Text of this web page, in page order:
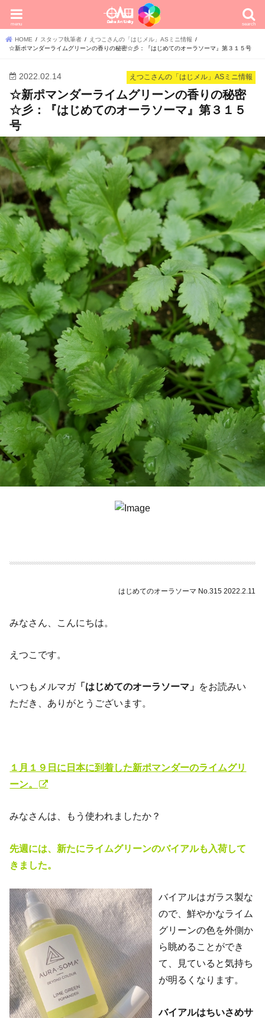
search
menu
HOME スタッフ執筆者
えつこさんの「はじメル」ASミニ情報
☆新ポマンダーライムグリーンの香りの秘密☆彡：『はじめてのオーラソーマ』第３１５号
えつこさんの「はじメル」ASミニ情報
2022.02.14
☆新ポマンダーライムグリーンの香りの秘密
☆彡：『はじめてのオーラソーマ』第３１５
号
はじめてのオーラソーマ No.315 2022.2.11
みなさん、こんにちは。
えつこです。
いつもメルマガ「はじめてのオーラソーマ」 をお読みい
ただき、ありがとうございます。
１月１９日に日本に到着した新ポマンダーのライムグリ
ーン。
みなさんは、もう使われましたか？
先週には、新たにライムグリーンのバイアルも入荷して
きました。
バイアルはガラス製な
ので、鮮やかなライム
グリーンの色を外側か
ら眺めることができ
て、見ていると気持ち
が明るくなります。
バイアルはちいさめサ